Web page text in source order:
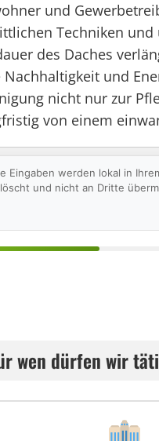
und
Techniken
des Daches
und
nicht nur zur
von einem
Eingaben werden lokal in
und nicht an Dritte
wen dürfen wir